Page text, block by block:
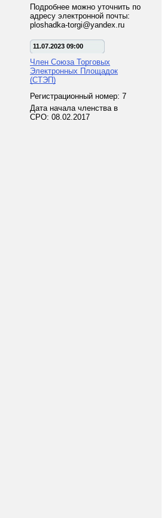
Подробнее можно уточнить по
адресу электронной почты:
ploshadka-torgi@yandex.ru
11.07.2023 09:00
Член Союза Торговых
Электронных Площадок
(СТЭП)
Регистрационный номер: 7
Дата начала членства в
СРО: 08.02.2017